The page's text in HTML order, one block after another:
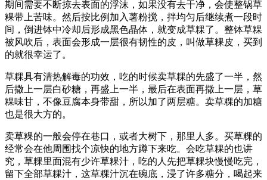
期间需要不断掠去表面的浮沫，如果没有去干净，会使整锅草
粿带上苦味。然后按比例加入薯粉搅，拌均匀后继续煮一段时
间，倒进钵中冷却后形成黑色晶体，就变成草粿了。整钵草粿
被风吹后，表面会形成一层很有韧性的皮，叫做草粿皮，买到
的就很幸运了。
草粿具有清热解毒的功效，吃的时候卖草粿的先盛了一半，然
后撒上一层白砂糖，再盛上一半，最后在表面再撒上一层，草
粿味甘，不像豆腐本身带甜，所以加了两层糖。卖草粿的加糖
也是很大方的。
卖草粿的一般会停在巷口，或者大树下，那里人多。买草粿的
经常会在他周围找个凉快的地方蹲下来吃。会吃草粿的也讲
究，草粿里面混有少许草粿汁，吃的人先把草粿块慢慢吃完，
留下全部草粿汁，这草粿汁沉在碗底，浸了许多糖分，喝起来